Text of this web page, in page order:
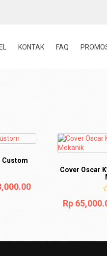
KONTAK FAQ
Custom
Cover Oscar
Rp